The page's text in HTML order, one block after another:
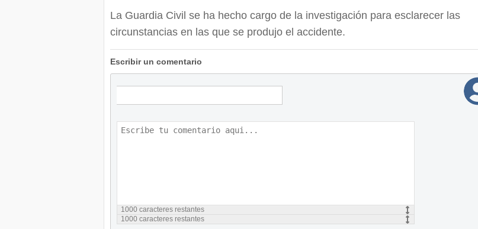
La Guardia Civil se ha hecho cargo de la investigación para esclarecer las
circunstancias en las que se produjo el accidente.
Escribir un comentario
1000 caracteres restantes
1000 caracteres restantes